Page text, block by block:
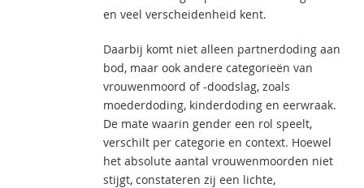
en veel verscheidenheid kent.
Daarbij komt niet alleen partnerdoding aan
bod, maar ook andere categorieën van
vrouwenmoord of -doodslag, zoals
moederdoding, kinderdoding en eerwraak.
De mate waarin gender een rol speelt,
verschilt per categorie en context. Hoewel
het absolute aantal vrouwenmoorden niet
stijgt, constateren zij een lichte,